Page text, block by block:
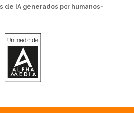
de IA generados por humanos-